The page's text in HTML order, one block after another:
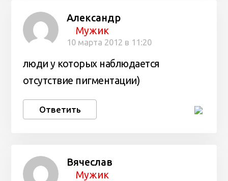
Александр
Мужик
10 марта 2012 в 11:20
люди у которых наблюдается
отсутствие пигментации)
Ответить
Вячеслав
Мужик